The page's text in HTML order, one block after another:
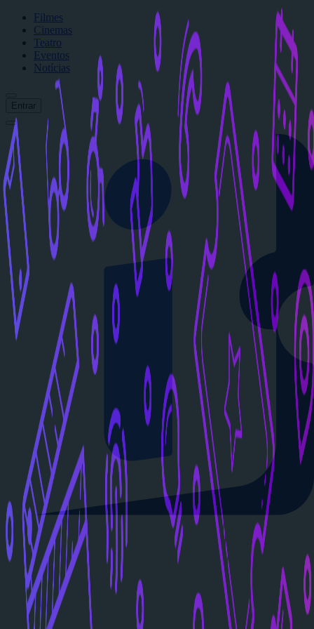
Filmes
Cinemas
Teatro
Eventos
Notícias
Entrar
Início
Filmes
Cinemas
Teatro
Eventos
Notícias